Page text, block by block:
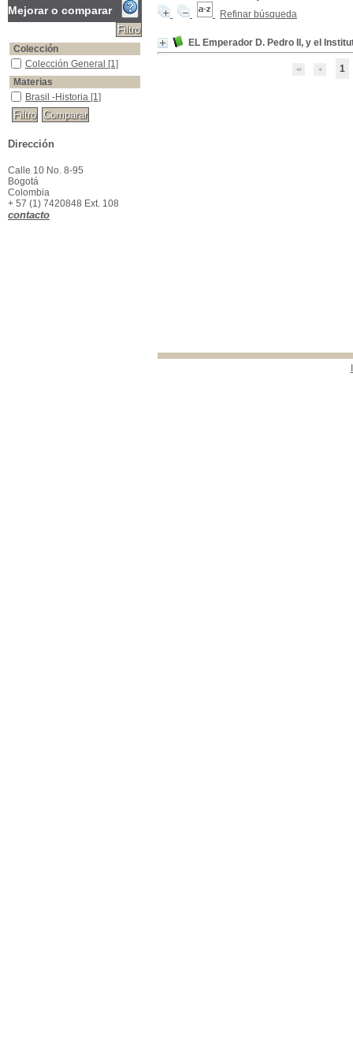
Refinar búsqueda
EL Emperador D. Pedro II, y el
1
Mejorar o comparar
Colección
Colección General
Colección General [1]
Materias
Brasil -Historia
Brasil -Historia [1]
Dirección
Calle 10 No. 8-95
Bogotá
Colombia
+ 57 (1) 7420848 Ext. 108
contacto